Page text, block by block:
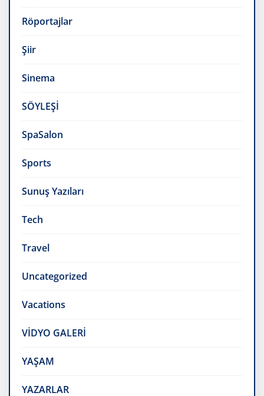
Röportajlar
Şiir
Sinema
SÖYLEŞİ
SpaSalon
Sports
Sunuş Yazıları
Tech
Travel
Uncategorized
Vacations
VİDYO GALERİ
YAŞAM
YAZARLAR